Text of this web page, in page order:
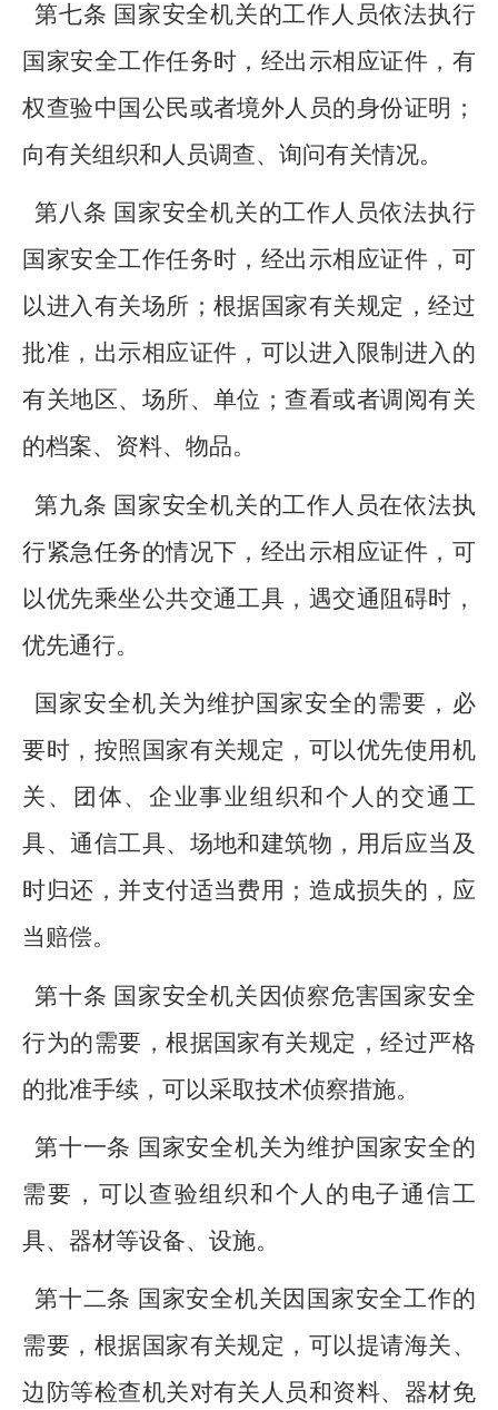
第七条 国家安全机关的工作人员依法执行
国家安全工作任务时，经出示相应证件，有
权查验中国公民或者境外人员的身份证明；
向有关组织和人员调查、询问有关情况。
第八条 国家安全机关的工作人员依法执行
国家安全工作任务时，经出示相应证件，可
以进入有关场所；根据国家有关规定，经过
批准，出示相应证件，可以进入限制进入的
有关地区、场所、单位；查看或者调阅有关
的档案、资料、物品。
第九条 国家安全机关的工作人员在依法执
行紧急任务的情况下，经出示相应证件，可
以优先乘坐公共交通工具，遇交通阻碍时，
优先通行。
国家安全机关为维护国家安全的需要，必
要时，按照国家有关规定，可以优先使用机
关、团体、企业事业组织和个人的交通工
具、通信工具、场地和建筑物，用后应当及
时归还，并支付适当费用；造成损失的，应
当赔偿。
第十条 国家安全机关因侦察危害国家安全
行为的需要，根据国家有关规定，经过严格
的批准手续，可以采取技术侦察措施。
第十一条 国家安全机关为维护国家安全的
需要，可以查验组织和个人的电子通信工
具、器材等设备、设施。
第十二条 国家安全机关因国家安全工作的
需要，根据国家有关规定，可以提请海关、
边防等检查机关对有关人员和资料、器材免